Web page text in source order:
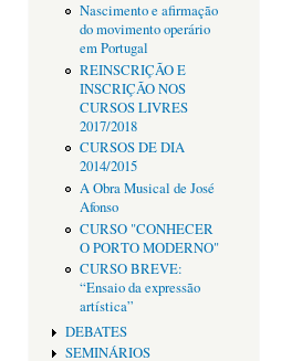
Nascimento e afirmação
do movimento operário
em Portugal
REINSCRIÇÃO E
INSCRIÇÃO NOS
CURSOS LIVRES
2017/2018
CURSOS DE DIA
2014/2015
A Obra Musical de José
Afonso
CURSO "CONHECER
O PORTO MODERNO"
CURSO BREVE:
“Ensaio da expressão
artística”
DEBATES
SEMINÁRIOS